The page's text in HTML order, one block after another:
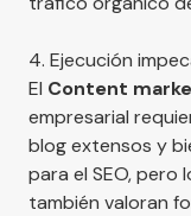
4. Ejecución
El Content
empresarial
blog extensos y
para el SEO, pero
también valoran